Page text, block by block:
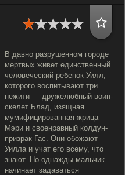
В давно разрушенном городе
мертвых живет единственный
человеческий ребенок Уилл,
которого воспитывают три
нежити — дружелюбный воин-
скелет Блад, изящная
мумифицированная жрица
Мэри и своенравный колдун-
призрак Гас. Они обожают
Уилла и учат его всему, что
знают. Но однажды мальчик
начинает задаваться